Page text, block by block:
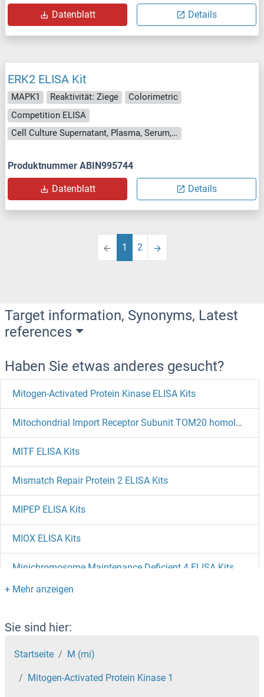
Datenblatt Details
ERK2 ELISA Kit
MAPK1 Reaktivität: Ziege
Colorimetric
Competition ELISA
Cell Culture Supernatant, Plasma, Serum, Tissue Homogenate
Produktnummer ABIN995744
Datenblatt Details
1 2
Target information, Synonyms, Latest
references
Haben Sie etwas anderes gesucht?
Mitogen-Activated Protein Kinase ELISA Kits
Mitochondrial Import Receptor Subunit TOM20 homolog ELISA Kits
MITF ELISA Kits
Mismatch Repair Protein 2 ELISA Kits
MIPEP ELISA Kits
MIOX ELISA Kits
Minichromosome Maintenance Deficient 4 ELISA Kits
MINA ELISA Kits
Milk Fat Globule-EGF Factor 8 Protein ELISA Kits
Sie sind hier:
Startseite M (mi)
Mitogen-Activated Protein Kinase 1